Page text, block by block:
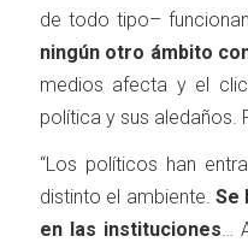
de todo tipo–
ningún otro ámbito
medios afecta y el
política y sus aledaños.
“Los políticos han
distinto el ambiente. Se
en las instituciones…